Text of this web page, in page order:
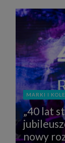
MARKI I
„40 lat
nowy